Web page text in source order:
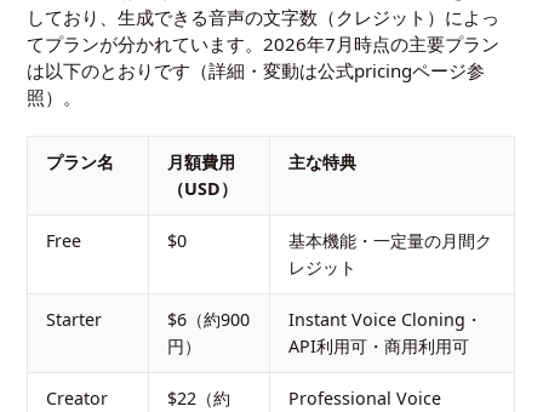
しており、生成できる音声の文字数（クレジット）によっ
てプランが分かれています。2026年7月時点の主要プラン
は以下のとおりです（詳細・変動は公式pricingページ参
照）。
プラン名
月額費用
（USD）
主な特典
Free $0
基本機能・一定量の月間ク
レジット
Starter
$6（約900
円）
Instant Voice Cloning・
API利用可・商用利用可
Creator
$22（約
Professional Voice